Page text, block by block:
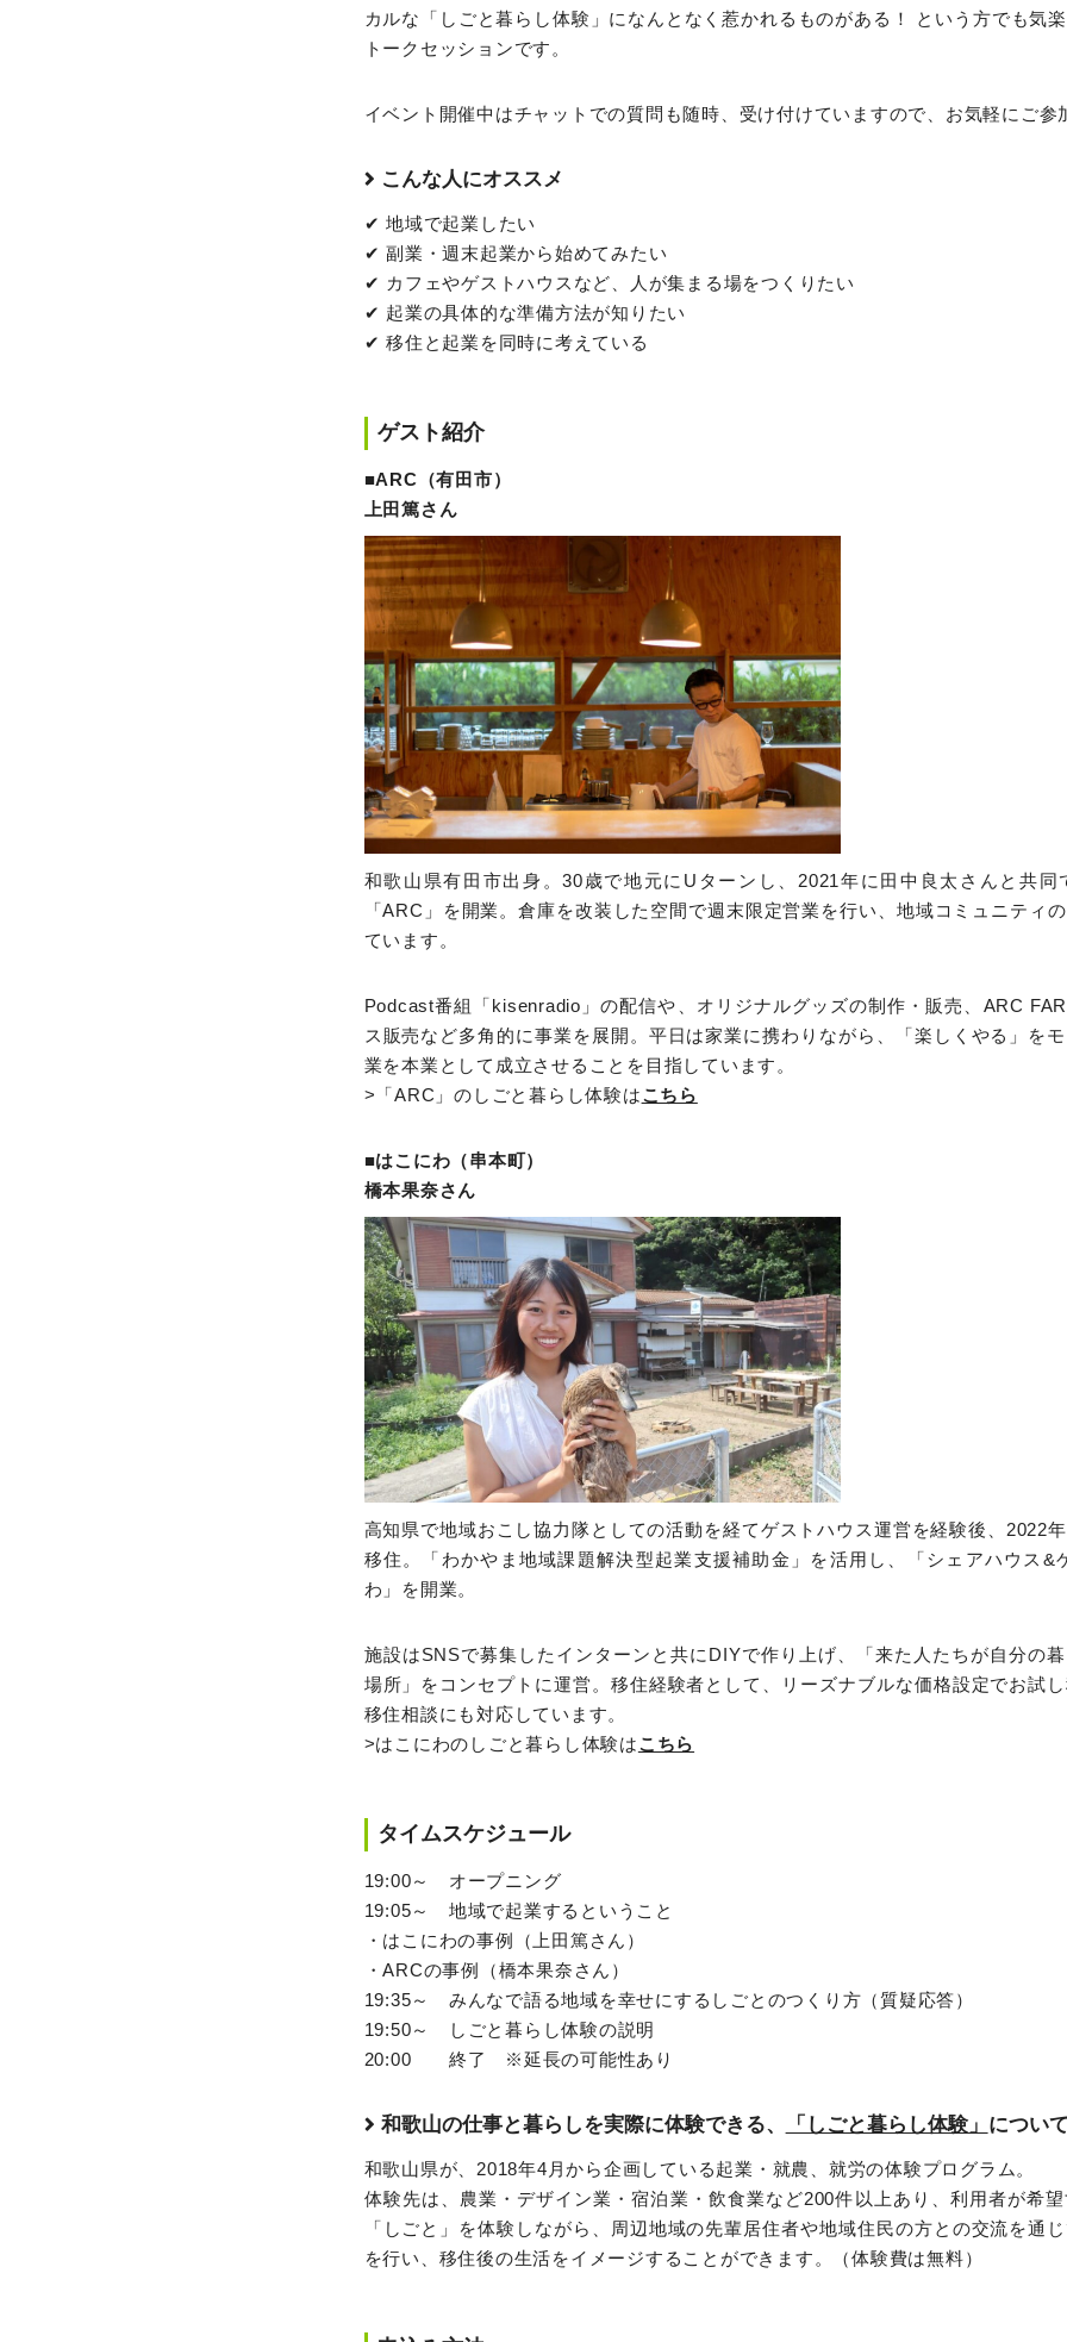
カルな「しごと暮らし体験」になんとなく惹かれるものがある！ という方でも気
トークセッションです。
イベント開催中はチャットでの質問も随時、受け付けていますので、お気軽にご参
こんな人にオススメ
✔︎ 地域で起業したい
✔︎ 副業・週末起業から始めてみたい
✔︎ カフェやゲストハウスなど、人が集まる場をつくりたい
✔︎ 起業の具体的な準備方法が知りたい
✔︎ 移住と起業を同時に考えている
ゲスト紹介
■ARC（有田市）
上田篤さん
和歌山県有田市出身。30歳で地元にUターンし、2021年に田中良太さんと共同
「ARC」を開業。倉庫を改装した空間で週末限定営業を行い、地域コミュニティ
ています。
Podcast番組「kisenradio」の配信や、オリジナルグッズの制作・販売、ARC
ス販売など多角的に事業を展開。平日は家業に携わりながら、「楽しくやる」を
業を本業として成立させることを目指しています。
>「ARC」のしごと暮らし体験はこちら
■はこにわ（串本町）
橋本果奈さん
高知県で地域おこし協力隊としての活動を経てゲストハウス運営を経験後、2022
移住。「わかやま地域課題解決型起業支援補助金」を活用し、「シェアハウス&
わ」を開業。
施設はSNSで募集したインターンと共にDIYで作り上げ、「来た人たちが自分の
場所」をコンセプトに運営。移住経験者として、リーズナブルな価格設定でお試
移住相談にも対応しています。
>はこにわのしごと暮らし体験はこちら
タイムスケジュール
19:00～ オープニング
19:05～ 地域で起業するということ
・はこにわの事例（上田篤さん）
・ARCの事例（橋本果奈さん）
19:35～ みんなで語る地域を幸せにするしごとのつくり方（質疑応答）
19:50～ しごと暮らし体験の説明
20:00 終了 ※延長の可能性あり
和歌山の仕事と暮らしを実際に体験できる、 「しごと暮らし体験」 につい
和歌山県が、2018年4月から企画している起業・就農、就労の体験プログラム。
体験先は、農業・デザイン業・宿泊業・飲食業など200件以上あり、利用者が希
「しごと」を体験しながら、周辺地域の先輩居住者や地域住民の方との交流を通
を行い、移住後の生活をイメージすることができます。（体験費は無料）